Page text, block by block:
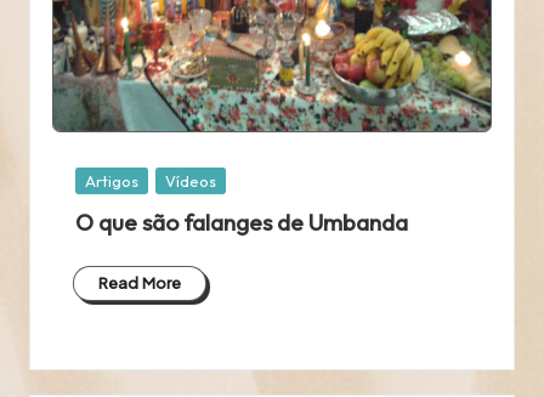
Posted
Artigos Vídeos
O que são falanges de Umbanda
Read More